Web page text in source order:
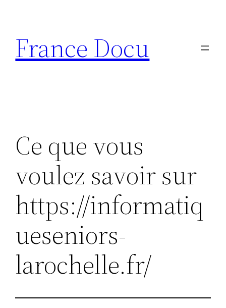
contenu
France Docu
Ce que vous
voulez savoir sur
https://informatiq
ueseniors-
larochelle.fr/